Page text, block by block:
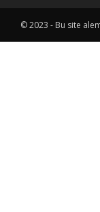
© 2023 - Bu site